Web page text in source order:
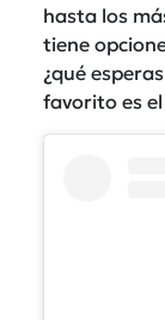
hasta los
tiene
¿qué
favorito es